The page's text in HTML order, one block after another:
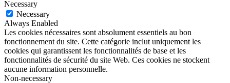
Necessary
Necessary
Always Enabled
Les cookies nécessaires sont absolument essentiels au bon
fonctionnement du site. Cette catégorie inclut uniquement les
cookies qui garantissent les fonctionnalités de base et les
fonctionnalités de sécurité du site Web. Ces cookies ne stockent
aucune information personnelle.
Non-necessary